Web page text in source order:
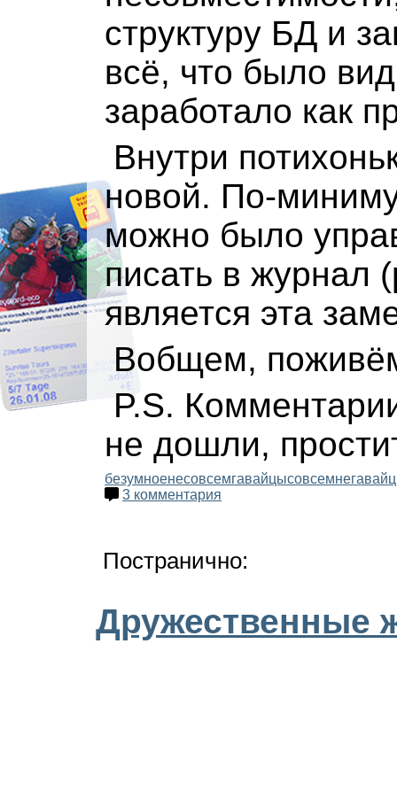
структуру БД и
всё, что было
заработало как
Внутри
новой. По-
можно было
писать в журнал
является эта
Вобщем,
P.S.
не дошли,
безумноенесовсемгавайцы
3 комментария
Постранично:
Дружественные